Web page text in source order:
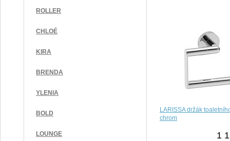
ROLLER
CHLOÉ
KIRA
BRENDA
YLENIA
BOLD
LOUNGE
LARISSA držák
chrom
1